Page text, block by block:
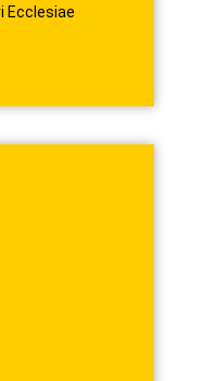
Ecclesiae